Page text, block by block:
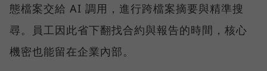
態檔案交給 AI 調用，進行跨檔案摘要與精準搜
尋。員工因此省下翻找合約與報告的時間，核心
機密也能留在企業內部。